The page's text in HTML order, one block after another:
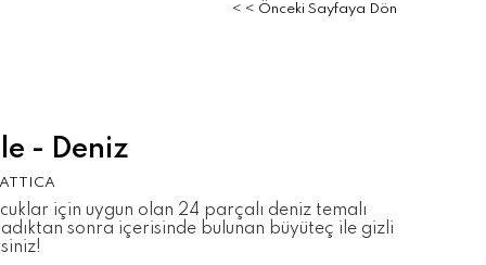
< < Önceki Sayfaya Dön
- Deniz
için uygun olan 24 parçalı deniz temalı
sonra içerisinde bulunan büyüteç ile gizli